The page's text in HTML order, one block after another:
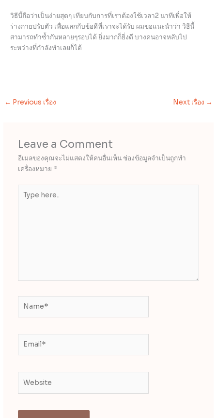
วิธีนี้ถือว่าเป็นง่ายสุดๆ เทียบกับการที่เราต้องใช้เวลา2 นาทีเพื่อให้
ร่างกายปรับตัว เพื่อแลกกับข้อดีที่เราจะได้รับ ผมขอแนะนำว่า วิธีนี้
สามารถทำซ้ำกันหลายๆรอบได้ ยิ่งมากก็ยิ่งดี บางคนอาจหลับไป
ระหว่างที่กำลังทำเลยก็ได้
← Previous เรื่อง Next เรื่อง →
Leave a Comment
อีเมลของคุณจะไม่แสดงให้คนอื่นเห็น ช่องข้อมูลจำเป็นถูกทำ
เครื่องหมาย *
here..